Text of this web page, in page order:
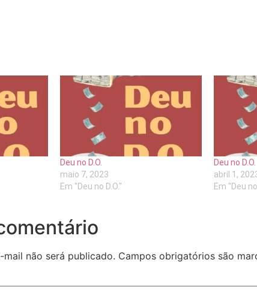
Deu no D.O.
maio 7, 2023
Em "Deu no D.O."
Deu no D.O.
abril 1,
Em "Deu no
mail não será publicado. Campos obrigatórios são